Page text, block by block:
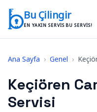
Bu Çilingir
EN YAKIN SERVIS BU SERVIS!
Ana Sayfa › Genel ›
Keçiören
Servisi